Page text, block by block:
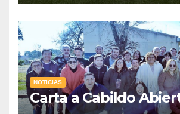
NOTICIAS
Carta a Cabildo